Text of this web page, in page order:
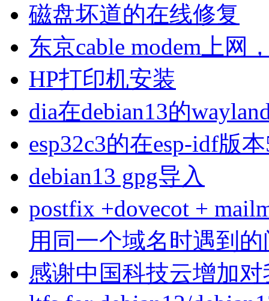
磁盘坏道的在线修复
东京cable modem上网
HP打印机安装
dia在debian13的
esp32c3的在esp-idf版
debian13 gpg导入
postfix +dovecot +
用同一个域名时遇到
感谢中国科技云增加